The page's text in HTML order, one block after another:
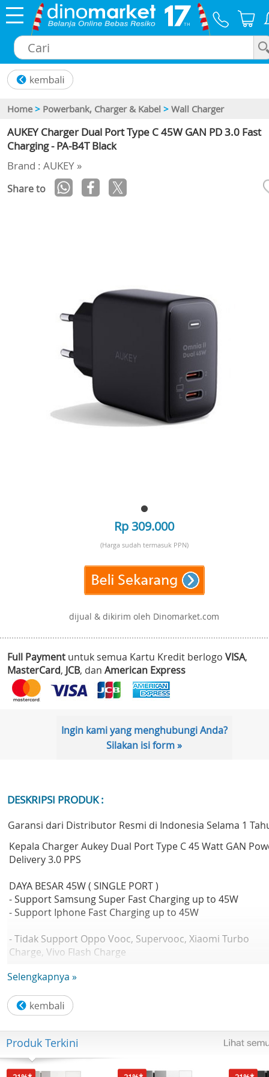
Home > Powerbank, Charger & Kabel > Wall Charger
AUKEY Charger Dual Port Type C 45W GAN PD 3.0 Fast
Charging - PA-B4T Black
Brand : AUKEY »
Share to
Rp 309.000
(Harga sudah termasuk PPN)
dijual & dikirim oleh Dinomarket.com
Full Payment untuk semua Kartu Kredit berlogo VISA,
MasterCard, JCB, dan American Express
Ingin kami yang menghubungi Anda?
Silakan isi form »
DESKRIPSI PRODUK :
Garansi dari Distributor Resmi di Indonesia Selama 1
Kepala Charger Aukey Dual Port Type C 45 Watt GAN
Delivery 3.0 PPS
DAYA BESAR 45W ( SINGLE PORT )
- Support Samsung Super Fast Charging up to 45W
- Support Iphone Fast Charging up to 45W
- Tidak Support Oppo Vooc, Supervooc, Xiaomi Turbo
Charge, Vivo Flash Charge
DUAL PORT
+ USB C2 20W )
- Samsung Super Fast Charging Up To 25W ( USB C1 )
- Iphone & Samsung Fast Charging Up To 20W ( USB C2 )
MULTI KOMPATIBEL
Bisa Digunakan di semua jenis perangkat termasuk IOS,
Selengkapnya »
Produk Terkini